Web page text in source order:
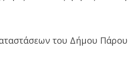
του Δήμου Πάρου